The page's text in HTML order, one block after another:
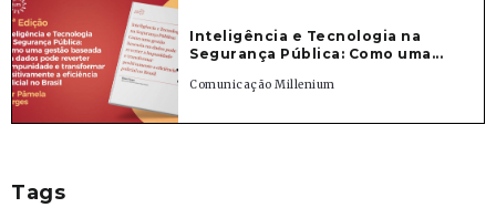
Inteligência e Tecnologia na
Segurança Pública: Como uma...
Comunicação Millenium
Tags